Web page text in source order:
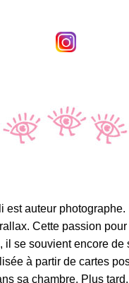
est auteur photographe.
Cette passion pour
, i l se souvient encore de
à partir de cartes
sa chambre. Plus tard,